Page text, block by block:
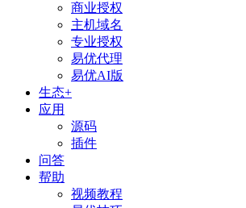
商业授权
主机域名
专业授权
易优代理
易优AI版
生态+
应用
源码
插件
问答
帮助
视频教程